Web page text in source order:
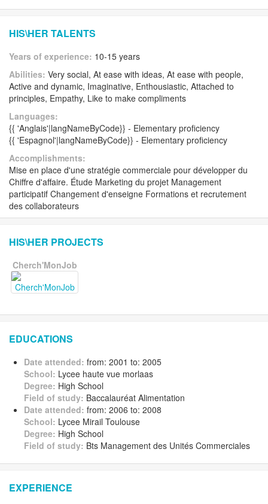
HIS\HER TALENTS
Years of experience: 10-15 years
Abilities: Very social, At ease with ideas, At ease with people,
Active and dynamic, Imaginative, Enthousiastic, Attached to
principles, Empathy, Like to make compliments
Languages:
{{ 'Anglais'|langNameByCode}} - Elementary proficiency
{{ 'Espagnol'|langNameByCode}} - Elementary proficiency
Accomplishments:
Mise en place d'une stratégie commerciale pour développer du
Chiffre d'affaire. Étude Marketing du projet Management
participatif Changement d'enseigne Formations et recrutement
des collaborateurs
HIS\HER PROJECTS
Cherch'MonJob
EDUCATIONS
Date attended: from: 2001 to: 2005
School: Lycee haute vue morlaas
Degree: High School
Field of study: Baccalauréat Alimentation
Date attended: from: 2006 to: 2008
School: Lycee Mirail Toulouse
Degree: High School
Field of study: Bts Management des Unités Commerciales
EXPERIENCE